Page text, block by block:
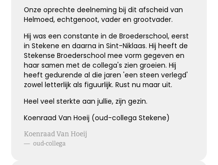
Onze oprechte deelneming bij dit afscheid van
Helmoed, echtgenoot, vader en grootvader.
Hij was een constante in de Broederschool, eerst
in Stekene en daarna in Sint-Niklaas. Hij heeft de
Stekense Broederschool mee vorm gegeven en
haar samen met de collega's zien groeien. Hij
heeft gedurende al die jaren 'een steen verlegd'
zowel letterlijk als figuurlijk. Rust nu maar uit.
Heel veel sterkte aan jullie, zijn gezin.
Koenraad Van Hoeij (oud-collega Stekene)
Koenraad Van Hoeij
— oud-collega
Elke dag gemist
Kies dit gedicht